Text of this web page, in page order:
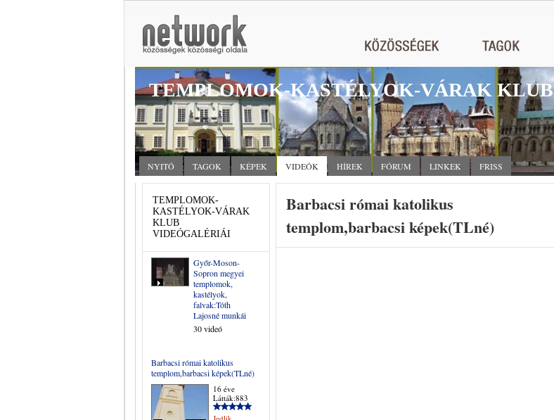
TEMPLOMOK-KASTÉLYOK-VÁRAK KLUB
NYITÓ TAGOK KÉPEK VIDEÓK HÍREK FÓRUM LINKEK FRISS
TEMPLOMOK-
KASTÉLYOK-VÁRAK
KLUB
VIDEÓGALÉRIÁI
Győr-Moson-
Sopron megyei
templomok,
kastélyok,
falvak:Tóth
Lajosné munkái
30 videó
Barbacsi római katolikus
templom,barbacsi képek(TLné)
16 éve
Látták:883
Barbacsi római katolikus
templom,barbacsi képek(TLné)